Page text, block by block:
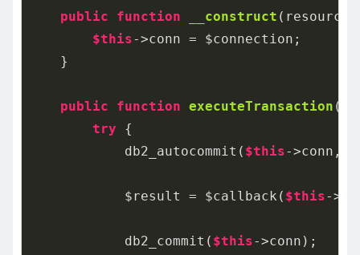
public function __construct (resource
$this->conn = $connection;
    }
public function executeTransaction
try {
            db2_autocommit(
$this->conn,
            $result = $callback(
$this-
            db2_commit(
$this->conn);